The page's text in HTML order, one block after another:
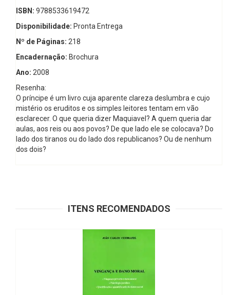
ISBN: 9788533619472
Disponibilidade: Pronta Entrega
Nº de Páginas: 218
Encadernação: Brochura
Ano: 2008
Resenha:
O príncipe é um livro cuja aparente clareza deslumbra e cujo
mistério os eruditos e os simples leitores tentam em vão
esclarecer. O que queria dizer Maquiavel? A quem queria dar
aulas, aos reis ou aos povos? De que lado ele se colocava? Do
lado dos tiranos ou do lado dos republicanos? Ou de nenhum
dos dois?
ITENS RECOMENDADOS